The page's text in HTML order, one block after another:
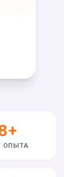
ОПЫТА